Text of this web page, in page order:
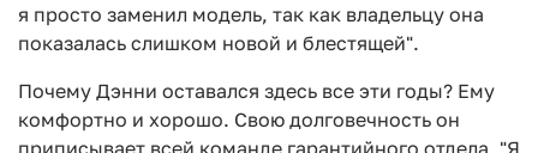
я просто заменил модель, так как владельцу она
показалась слишком новой и блестящей".
Почему Дэнни оставался здесь все эти годы? Ему
комфортно и хорошо. Свою долговечность он
приписывает всей команде гарантийного отдела. "Я